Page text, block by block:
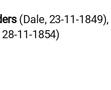
(Dale, 23-11-1849),
11-1854)